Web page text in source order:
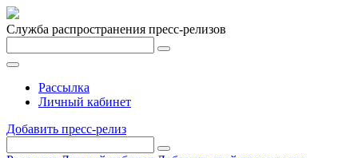
Служба распространения пресс-релизов
Рассылка
Личный кабинет
Добавить пресс-релиз